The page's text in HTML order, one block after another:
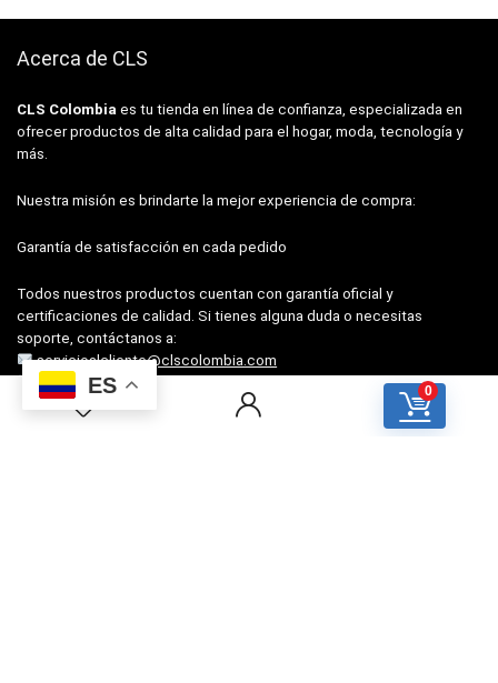
0
Acerca de CLS
CLS Colombia es tu tienda en línea de confianza, especializada en
ofrecer productos de alta calidad para el hogar, moda, tecnología y
más.
Nuestra misión es brindarte la mejor experiencia de compra:
Garantía de satisfacción en cada pedido
Todos nuestros productos cuentan con garantía oficial y
certificaciones de calidad. Si tienes alguna duda o necesitas
soporte, contáctanos a:
servicioalcliente@clscolombia.com
+57 322 756 4135
ES